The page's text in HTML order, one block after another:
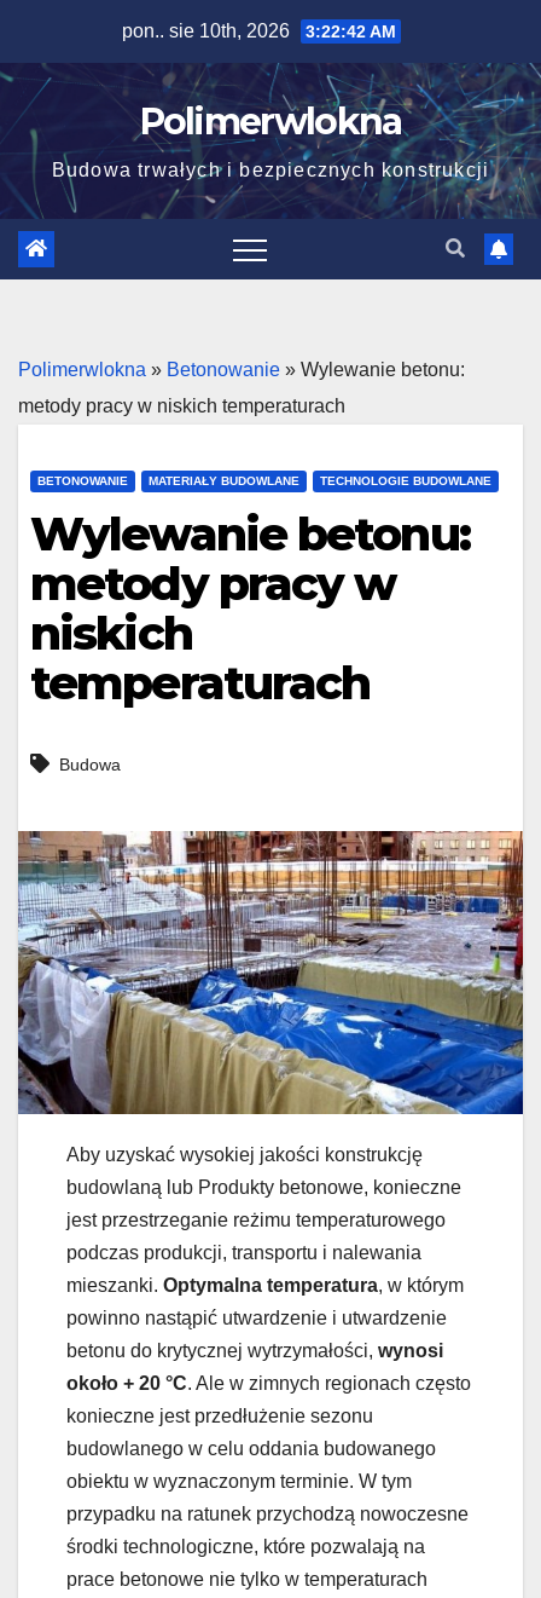
content
pon.. sie 10th, 2026 3:22:44 AM
Polimerwlokna
Budowa trwałych i bezpiecznych konstrukcji
Polimerwlokna » Betonowanie » Wylewanie betonu:
metody pracy w niskich temperaturach
BETONOWANIE MATERIAŁY BUDOWLANE TECHNOLOGIE BUDOWLANE
Wylewanie betonu:
metody pracy w
niskich
temperaturach
Budowa
Aby uzyskać wysokiej jakości konstrukcję
budowlaną lub Produkty betonowe, konieczne
jest przestrzeganie reżimu temperaturowego
podczas produkcji, transportu i nalewania
mieszanki. Optymalna temperatura, w którym
powinno nastąpić utwardzenie i utwardzenie
betonu do krytycznej wytrzymałości, wynosi
około + 20 °C. Ale w zimnych regionach często
konieczne jest przedłużenie sezonu
budowlanego w celu oddania budowanego
obiektu w wyznaczonym terminie. W tym
przypadku na ratunek przychodzą nowoczesne
środki technologiczne, które pozwalają na
prace betonowe nie tylko w temperaturach